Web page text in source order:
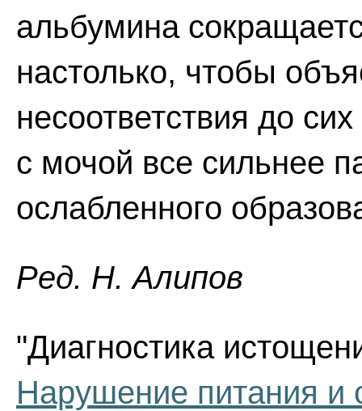
альбумина
настолько, чтобы
несоответствия до
с мочой все сильнее
ослабленного
Ред. Н. Алипов
"Диагностика
Нарушение питания и